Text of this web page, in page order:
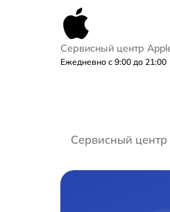
Сервисный центр
Ежедневно с 9:00 до 21:00
Сервисный центр